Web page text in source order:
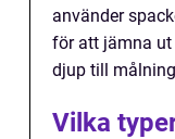
använder
för att jämna ut
djup till
Vilka